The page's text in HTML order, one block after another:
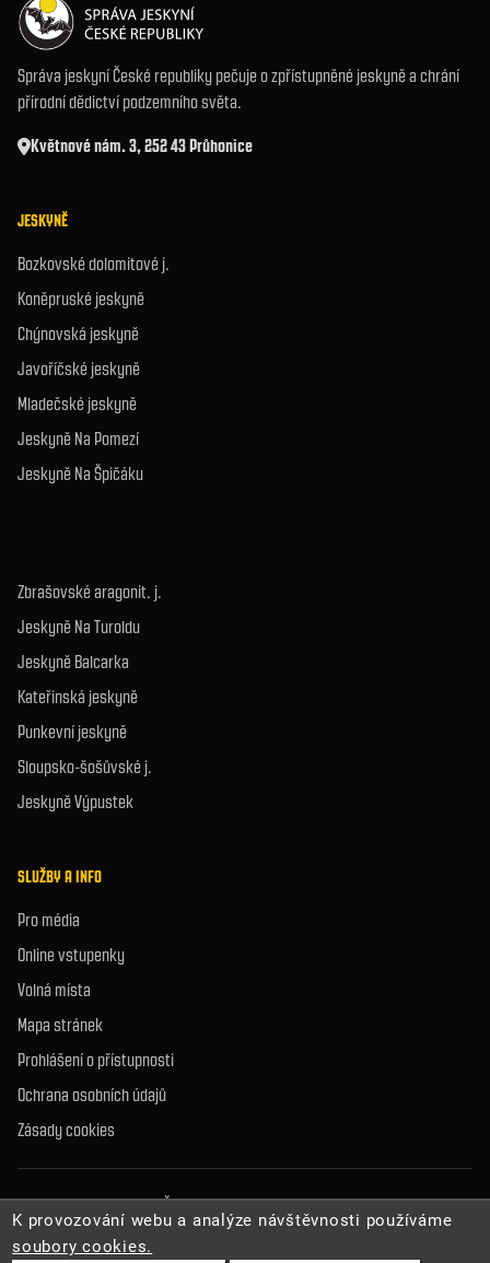
Správa jeskyní České republiky pečuje o zpřístupněné jeskyně a chrání
přírodní dědictví podzemního světa.
Květnové nám. 3, 252 43 Průhonice
JESKYNĚ
Bozkovské dolomitové j.
Koněpruské jeskyně
Chýnovská jeskyně
Javoříčské jeskyně
Mladečské jeskyně
Jeskyně Na Pomezí
Jeskyně Na Špičáku
Zbrašovské aragonit. j.
Jeskyně Na Turoldu
Jeskyně Balcarka
Kateřinská jeskyně
Punkevní jeskyně
Sloupsko-šošůvské j.
Jeskyně Výpustek
SLUŽBY A INFO
Pro média
Online vstupenky
Volná místa
Mapa stránek
Prohlášení o přístupnosti
Ochrana osobních údajů
Zásady cookies
© 2026 Správa jeskyní České republiky. Všechna práva vyhrazena.
K provozování webu a analýze návštěvnosti používáme
soubory cookies.